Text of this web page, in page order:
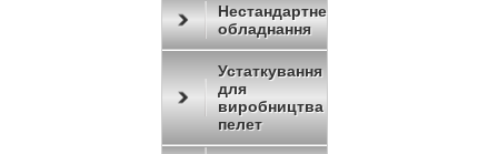
Нестандартне
обладнання
Устаткування
для
виробництва
пелет